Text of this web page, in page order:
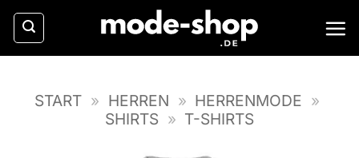
Zum
Inhalt
springen
START » HERREN » HERRENMODE »
SHIRTS » T-SHIRTS